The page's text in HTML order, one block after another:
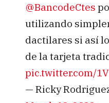
@BancodeCtes
utilizando
dactilares si así
de la tarjeta
pic.twitter.com/
— Ricky